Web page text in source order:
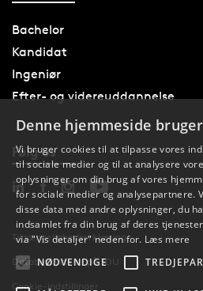
Bachelor
Kandidat
Ingeniør
Efter- og videreuddannelse
Følg os
Tilgængelighedserklæring
Databeskyttelse på SDU
Cookie-indstillinger
Denne hjemmeside
Vi bruger cookies til at tilpasse vores
til sociale medier og til at analysere
oplysninger om din brug af vores
for sociale medier og analysepartnere.
disse data med andre oplysninger, du
indsamlet fra din brug af deres
via "Vis detaljer" neden for. Læs mere
NØDVENDIGE